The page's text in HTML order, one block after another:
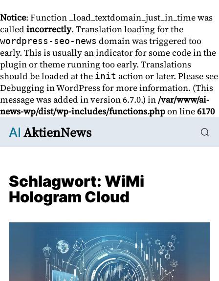
Notice: Function _load_textdomain_just_in_time was
called incorrectly. Translation loading for the
wordpress-seo-news domain was triggered too
early. This is usually an indicator for some code in the
plugin or theme running too early. Translations
should be loaded at the init action or later. Please see
Debugging in WordPressfor more information. (This
message was added in version 6.7.0.) in/var/www/ai-
news-wp/dist/wp-includes/functions.phpon line6170
AI AktienNews
Schlagwort: WiMi
Hologram Cloud